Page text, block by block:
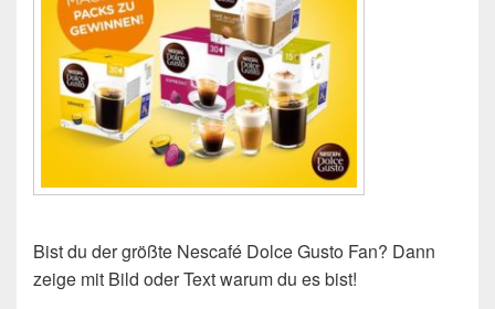
Bist du der größte Nescafé Dolce Gusto Fan? Dann
zeige mit Bild oder Text warum du es bist!